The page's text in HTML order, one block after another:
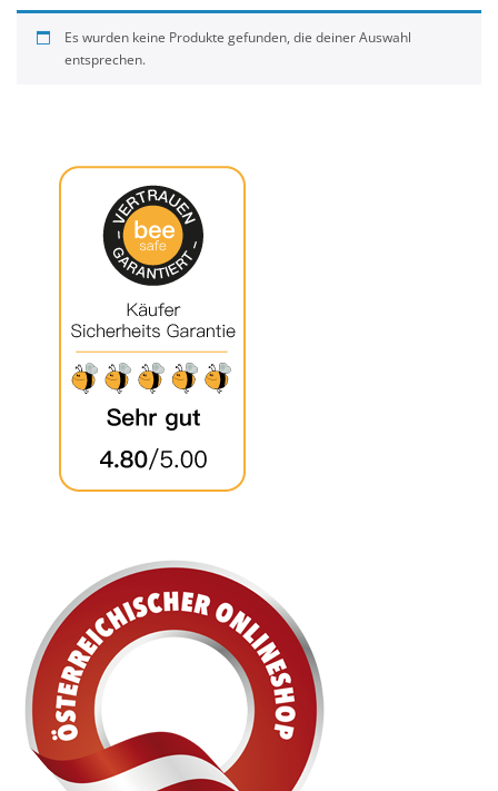
Es wurden keine Produkte gefunden, die deiner Auswahl
entsprechen.